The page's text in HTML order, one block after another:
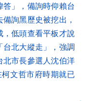
」，備詢時仰賴台
詢黑歷史被挖出，
低頭查看平板才說
北大縱走」，強調
市長參選人沈伯洋
文哲市府時期就已